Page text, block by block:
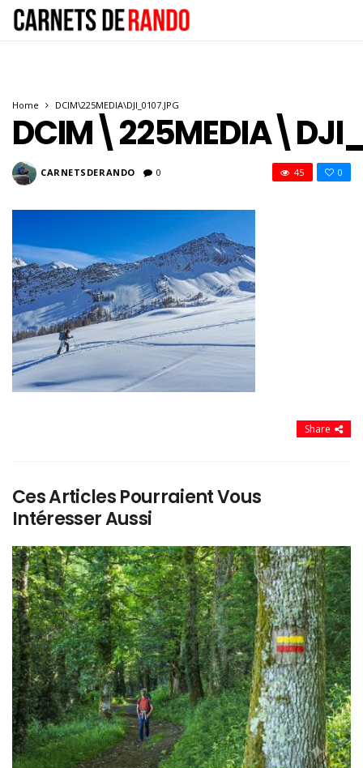
Home DCIM\225MEDIA\DJI_0107.JPG
CARNETSDERANDO 0 0
45
Share
Ces Articles Pourraient Vous
Intéresser Aussi